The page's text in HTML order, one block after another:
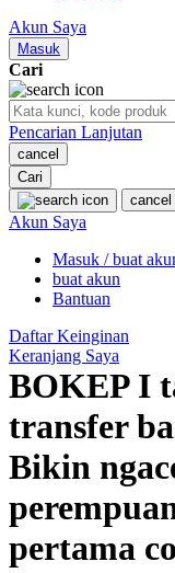
Oh Ma
P
Peachy
Phil &
Philips
Pigeon
Puma
Pureats
Akun Saya
Masuk
Cari
Pencarian Lanjutan
cancel
Cari
cancel
Akun Saya
Masuk / buat
buat akun
Bantuan
Daftar Keinginan
Keranjang Saya
BOKEP I
transfer
Bikin
pertama